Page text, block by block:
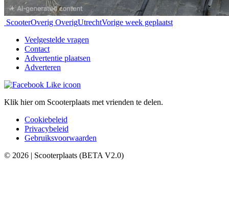
ScooterOverig OverigUtrechtVorige week geplaatst
Veelgestelde vragen
Contact
Advertentie plaatsen
Adverteren
Klik hier om Scooterplaats met vrienden te delen.
Cookiebeleid
Privacybeleid
Gebruiksvoorwaarden
© 2026 | Scooterplaats (BETA V2.0)